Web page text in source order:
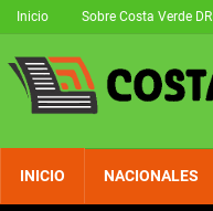
Inicio Sobre Costa Verde DR
INICIO NACIONALES